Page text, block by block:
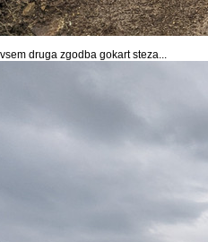
druga zgodba gokart steza...